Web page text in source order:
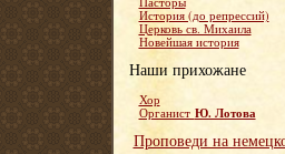
История (до репрессий)
Церковь св. Михаила
Новейшая история
Наши прихожане
Хор
Органист Ю. Лотова
Проповеди на